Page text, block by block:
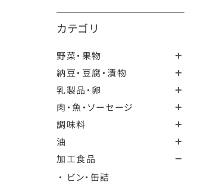
カテゴリ
野菜・果物
納豆・豆腐・漬物
乳製品・卵
肉・魚・ソーセージ
調味料
油
加工食品
・ ビン・缶詰